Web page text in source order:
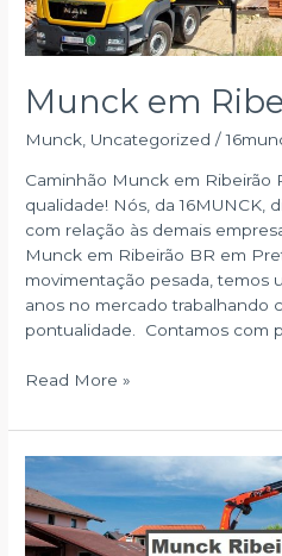
Munck em
Munck, Uncategorized /
Caminhão Munck em Ribeirão
qualidade! Nós, da 16MUNCK,
com relação às demais
Munck em Ribeirão BR em
movimentação pesada, temos
anos no mercado trabalhando
pontualidade. Contamos com
Munck
Ribeirão
Preto
BR
Read More »